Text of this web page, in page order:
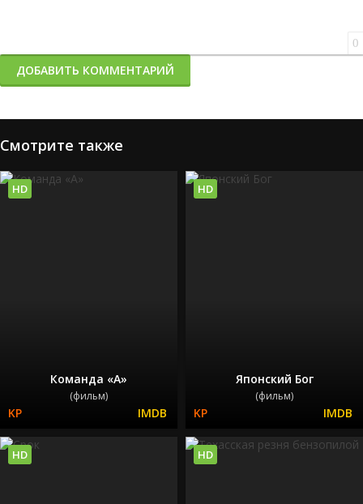
0
ДОБАВИТЬ КОММЕНТАРИЙ
Смотрите также
Команда «А»
(фильм)
HD
Японский Бог
(фильм)
HD
HD HD